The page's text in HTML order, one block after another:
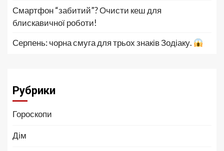
Смартфон “забитий”? Очисти кеш для
блискавичної роботи!
Серпень: чорна смуга для трьох знаків Зодіаку.
Рубрики
Гороскопи
Дім